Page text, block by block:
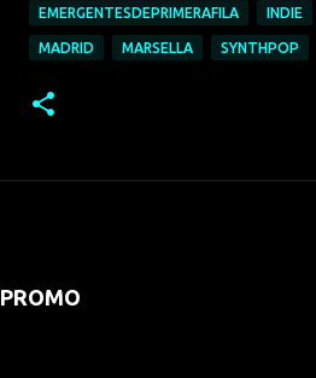
EMERGENTESDEPRIMERAFILA INDIE
MADRID MARSELLA SYNTHPOP
PROMO